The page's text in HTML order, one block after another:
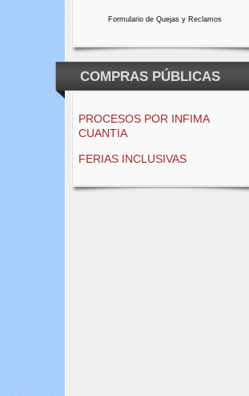
Formulario de Quejas y Reclamos
COMPRAS PÚBLICAS
PROCESOS POR INFIMA
CUANTIA
FERIAS INCLUSIVAS